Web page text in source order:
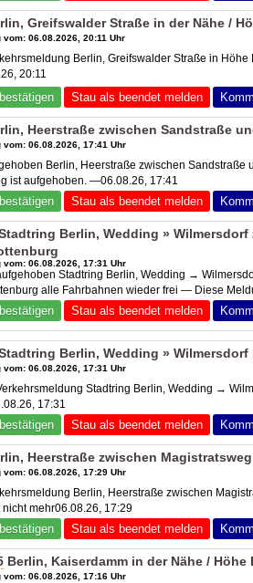
Greifswalder Straße in der Nähe /
vom: 06.08.2026, 20:11 Uhr
Berlin, Greifswalder Straße in
20:11
Stau als beendet melden
Heerstraße zwischen Sandstraße
vom: 06.08.2026, 17:41 Uhr
Berlin, Heerstraße zwischen
ist aufgehoben. —06.08.26, 17:41
Stau als beendet melden
Berlin, Wedding »
vom: 06.08.2026, 17:31 Uhr
Stadtring Berlin, Wedding →
alle Fahrbahnen wieder frei — Diese
Stau als beendet melden
Berlin, Wedding » Wilmersdorf
vom: 06.08.2026, 17:31 Uhr
Stadtring Berlin, Wedding →
17:31
Stau als beendet melden
Heerstraße zwischen
vom: 06.08.2026, 17:29 Uhr
Berlin, Heerstraße zwischen
nicht mehr06.08.26, 17:29
Stau als beendet melden
Berlin, Kaiserdamm in der Nähe /
vom: 06.08.2026, 17:16 Uhr